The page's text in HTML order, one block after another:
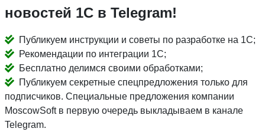
новостей 1С в Telegram!
Публикуем инструкции и советы по разработке на 1С;
Рекомендации по интеграции 1С;
Бесплатно делимся своими обработками;
Публикуем секретные спецпредложения только для
подписчиков. Специальные предложения компании
MoscowSoft в первую очередь выкладываем в канале
Telegram.